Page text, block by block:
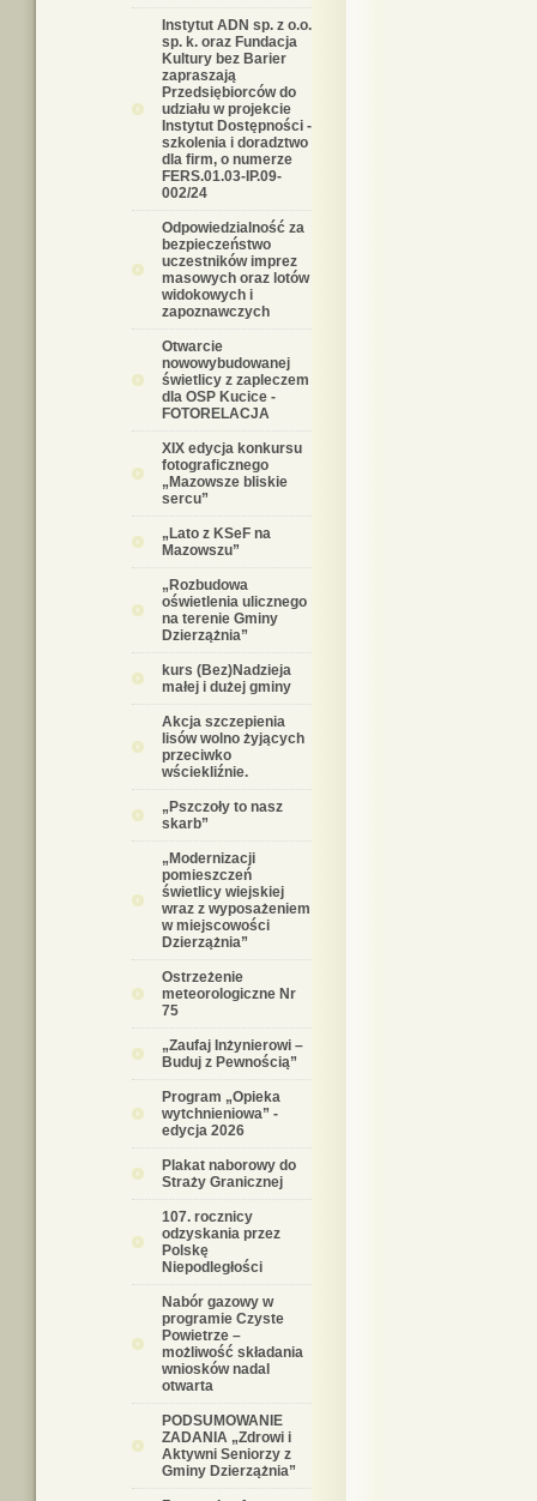
Instytut ADN sp. z o.o.
sp. k. oraz Fundacja
Kultury bez Barier
zapraszają
Przedsiębiorców do
udziału w projekcie
Instytut Dostępności -
szkolenia i doradztwo
dla firm, o numerze
FERS.01.03-IP.09-
002/24
Odpowiedzialność za
bezpieczeństwo
uczestników imprez
masowych oraz lotów
widokowych i
zapoznawczych
Otwarcie
nowowybudowanej
świetlicy z zapleczem
dla OSP Kucice -
FOTORELACJA
XIX edycja konkursu
fotograficznego
„Mazowsze bliskie
sercu”
„Lato z KSeF na
Mazowszu”
„Rozbudowa
oświetlenia ulicznego
na terenie Gminy
Dzierzążnia”
kurs (Bez)Nadzieja
małej i dużej gminy
Akcja szczepienia
lisów wolno żyjących
przeciwko
wściekliźnie.
„Pszczoły to nasz
skarb”
„Modernizacji
pomieszczeń
świetlicy wiejskiej
wraz z wyposażeniem
w miejscowości
Dzierzążnia”
Ostrzeżenie
meteorologiczne Nr
75
„Zaufaj Inżynierowi –
Buduj z Pewnością”
Program „Opieka
wytchnieniowa” -
edycja 2026
Plakat naborowy do
Straży Granicznej
107. rocznicy
odzyskania przez
Polskę
Niepodległości
Nabór gazowy w
programie Czyste
Powietrze –
możliwość składania
wniosków nadal
otwarta
PODSUMOWANIE
ZADANIA „Zdrowi i
Aktywni Seniorzy z
Gminy Dzierzążnia”